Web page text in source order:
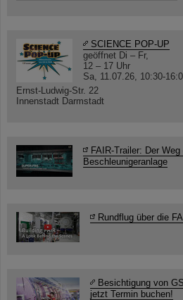
SCIENCE POP-UP
geöffnet Di – Fr,
12 – 17 Uhr
Sa, 11.07.26, 10:30-
Ernst-Ludwig-Str. 22
Innenstadt Darmstadt
FAIR-Trailer: Der
Beschleunigeranlage
Rundflug über die
Besichtigung von
jetzt Termin buchen!